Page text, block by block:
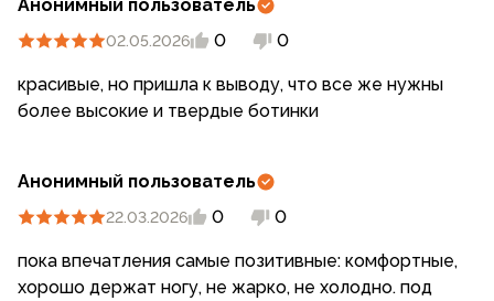
Анонимный пользователь
02.05.2026 0 0
красивые, но пришла к выводу, что все же нужны
более высокие и твердые ботинки
Анонимный пользователь
22.03.2026 0 0
пока впечатления самые позитивные: комфортные,
хорошо держат ногу, не жарко, не холодно. под